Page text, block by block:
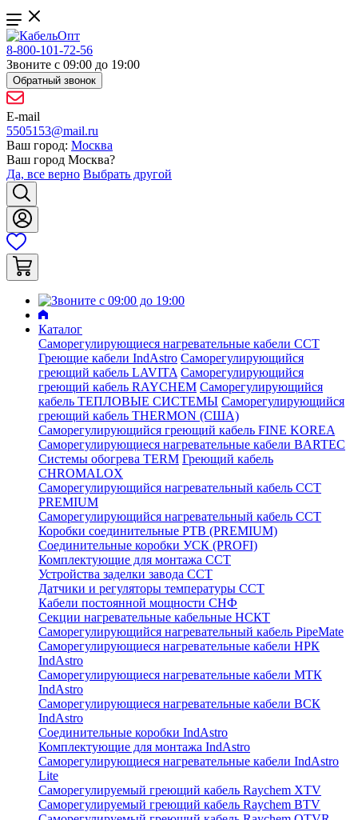
8-800-101-72-56
Звоните с 09:00 до 19:00
Обратный звонок
E-mail
5505153@mail.ru
Ваш город: Москва
Ваш город Москва?
Да, все верно Выбрать другой
Каталог
Саморегулирующиеся нагревательные кабели ССТ
Греющие кабели IndAstro Саморегулирующийся
греющий кабель LAVITA Саморегулирующийся
греющий кабель RAYCHEM Саморегулирующийся
кабель ТЕПЛОВЫЕ СИСТЕМЫ Саморегулирующийся
греющий кабель THERMON (США)
Саморегулирующийся греющий кабель FINE KOREA
Саморегулирующиеся нагревательные кабели BARTEC
Системы обогрева TERM Греющий кабель
CHROMALOX
Саморегулирующийся нагревательный кабель ССТ
PREMIUM
Саморегулирующийся нагревательный кабель ССТ
Коробки соединительные РТВ (PREMIUM)
Соединительные коробки УСК (PROFI)
Комплектующие для монтажа ССТ
Устройства заделки завода ССТ
Датчики и регуляторы температуры ССТ
Кабели постоянной мощности СНФ
Секции нагревательные кабельные НСКТ
Саморегулирующийся нагревательный кабель PipeMate
Саморегулирующиеся нагревательные кабели НРК
IndAstro
Саморегулирующиеся нагревательные кабели МТК
IndAstro
Саморегулирующиеся нагревательные кабели ВСК
IndAstro
Соединительные коробки IndAstro
Комплектующие для монтажа IndAstro
Саморегулирующиеся нагревательные кабели IndAstro
Lite
Саморегулируемый греющий кабель Raychem XTV
Саморегулируемый греющий кабель Raychem BTV